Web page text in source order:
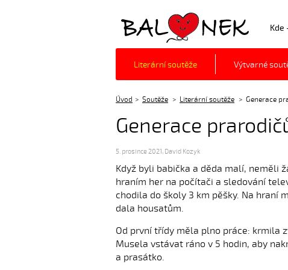
Balónek z.s. Kde
Literární soutěže Výtvarné
Úvod Soutěže Literární soutěže Generace
Generace
5. prosince 2021, David Kozyk
Když byli babička a děda malí, neměli
hraním her na počítači a sledování
chodila do školy 3 km pěšky. Na hraní
dala housatům.
Od první třídy měla plno práce: krmila
Musela vstávat ráno v 5 hodin, aby
a prasátko.